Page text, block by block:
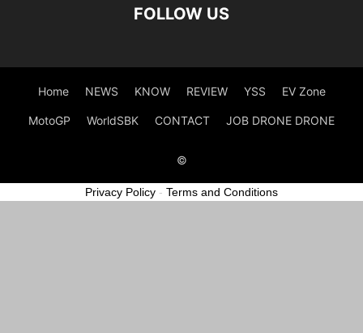
FOLLOW US
Home NEWS KNOW REVIEW YSS EV Zone
MotoGP WorldSBK CONTACT JOB DRONE DRONE
©
Privacy Policy - Terms and Conditions